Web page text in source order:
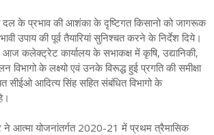
प्रभाव की आशंका के दृष्टिगत किसानो को जागरूक
उपाय की पूर्व तैयारियां सुनिश्चत करने के निर्देश दिये।
कलेक्ट्रेट कार्यालय के सभाकक्ष में कृषि, उद्यानिकी,
विभागो के लक्ष्यो एवं उनके विरूद्ध हुई प्रगति की समीक्षा
सीईओ आदित्य सिंह सहित संबंधित विभागो के
2020-21 में प्रथम त्रैमासिक